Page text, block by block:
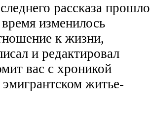
рассказа прошло
изменилось
к жизни,
и редактировал
вас с хроникой
житье-